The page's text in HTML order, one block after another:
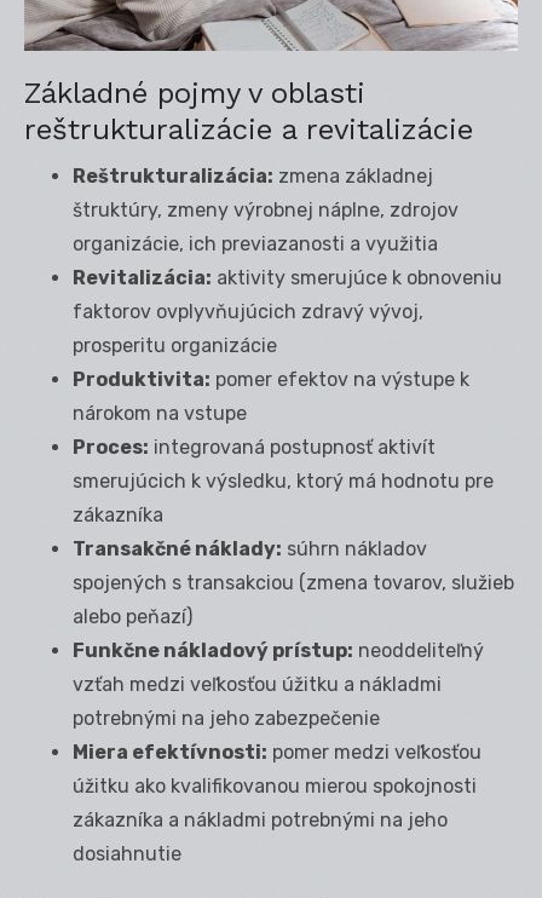
Základné pojmy v oblasti
reštrukturalizácie a revitalizácie
Reštrukturalizácia: zmena základnej
štruktúry, zmeny výrobnej náplne, zdrojov
organizácie, ich previazanosti a využitia
Revitalizácia: aktivity smerujúce k obnoveniu
faktorov ovplyvňujúcich zdravý vývoj,
prosperitu organizácie
Produktivita: pomer efektov na výstupe k
nárokom na vstupe
Proces: integrovaná postupnosť aktivít
smerujúcich k výsledku, ktorý má hodnotu pre
zákazníka
Transakčné náklady: súhrn nákladov
spojených s transakciou (zmena tovarov, služieb
alebo peňazí)
Funkčne nákladový prístup: neoddeliteľný
vzťah medzi veľkosťou úžitku a nákladmi
potrebnými na jeho zabezpečenie
Miera efektívnosti: pomer medzi veľkosťou
úžitku ako kvalifikovanou mierou spokojnosti
zákazníka a nákladmi potrebnými na jeho
dosiahnutie